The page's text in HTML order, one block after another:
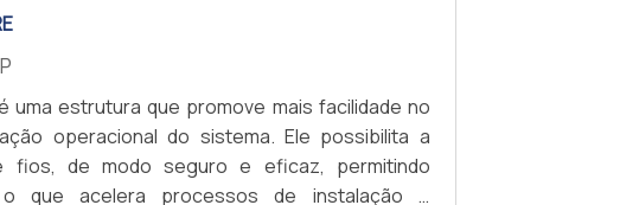
uma estrutura que promove mais facilidade no
operacional do sistema. Ele possibilita a
fios, de modo seguro e eficaz, permitindo
o que acelera processos de instalação e